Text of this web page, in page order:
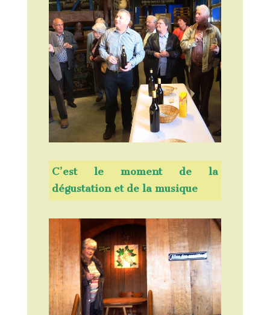
C’est le moment de la
dégustation et de la musique